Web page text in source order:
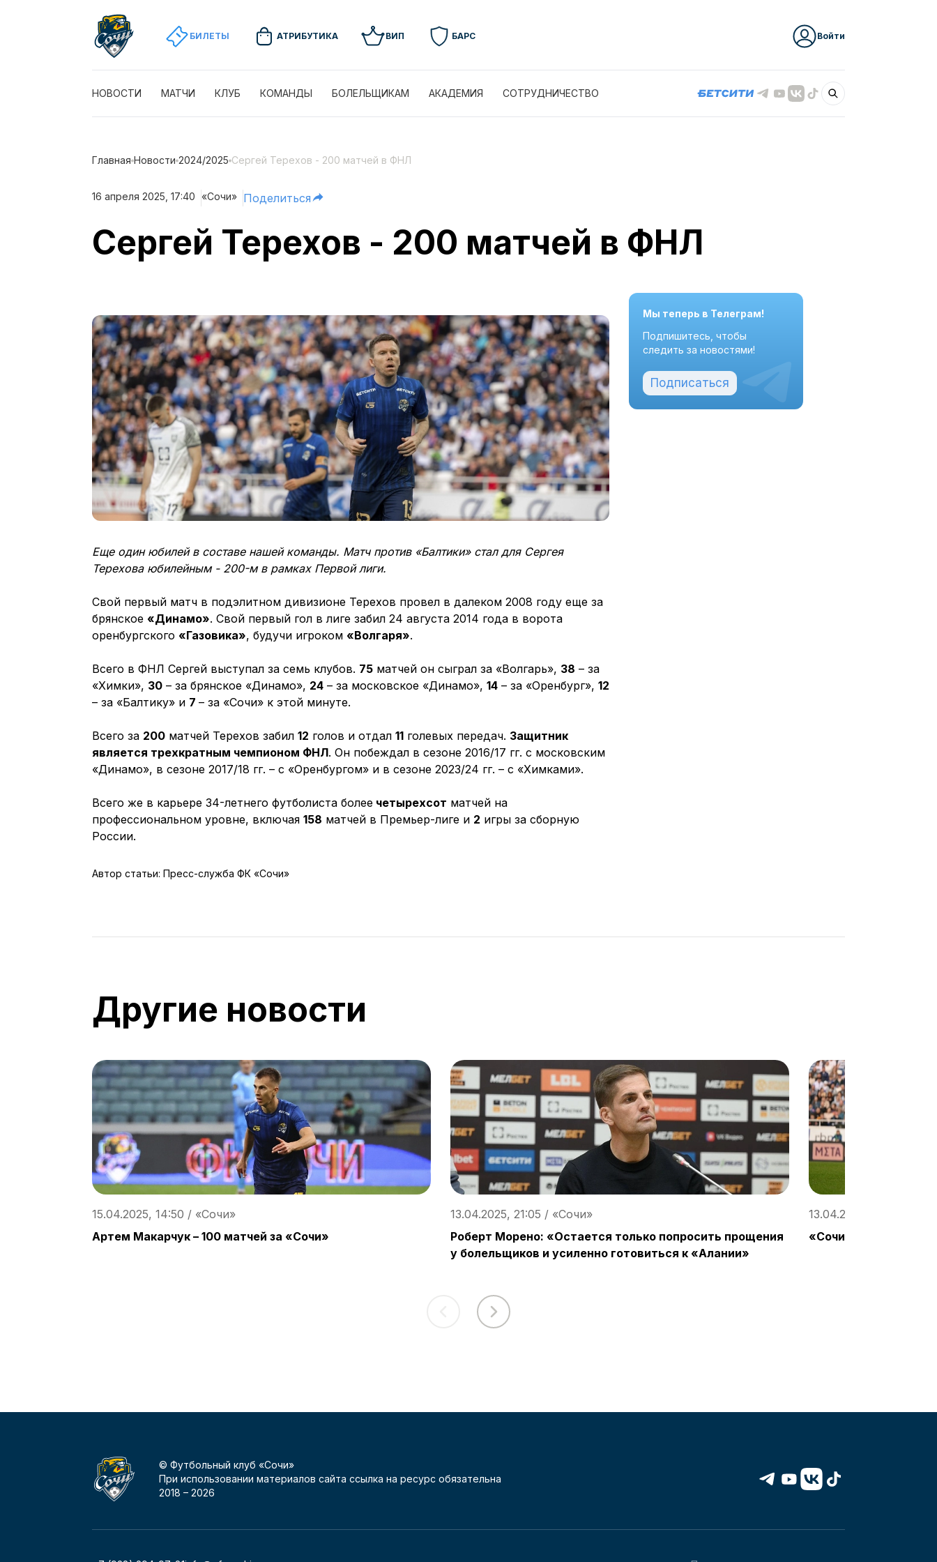
БИЛЕТЫ АТРИБУТИКА ВИП БАРС Войти
НОВОСТИ МАТЧИ КЛУБ КОМАНДЫ БОЛЕЛЬЩИКАМ АКАДЕМИЯ СОТРУДНИЧЕСТВО
Главная Новости 2024/2025 Сергей Терехов - 200 матчей в ФНЛ
16 апреля 2025, 17:40 «Сочи» Поделиться
Сергей Терехов - 200 матчей в ФНЛ
Еще один юбилей в составе нашей команды. Матч против «Балтики» стал для Сергея
Терехова юбилейным - 200-м в рамках Первой лиги.
Свой первый матч в подэлитном дивизионе Терехов провел в далеком 2008 году еще за
брянское «Динамо». Свой первый гол в лиге забил 24 августа 2014 года в ворота
оренбургского «Газовика», будучи игроком «Волгаря».
Всего в ФНЛ Сергей выступал за семь клубов. 75 матчей он сыграл за «Волгарь», 38 – за
«Химки», 30 – за брянское «Динамо», 24 – за московское «Динамо», 14 – за «Оренбург», 12
– за «Балтику» и 7 – за «Сочи» к этой минуте.
Всего за 200 матчей Терехов забил 12 голов и отдал 11 голевых передач. Защитник
является трехкратным чемпионом ФНЛ. Он побеждал в сезоне 2016/17 гг. с московским
«Динамо», в сезоне 2017/18 гг. – с «Оренбургом» и в сезоне 2023/24 гг. – с «Химками».
Всего же в карьере 34-летнего футболиста более четырехсот матчей на
профессиональном уровне, включая 158 матчей в Премьер-лиге и 2 игры за сборную
России.
Автор статьи: Пресс-служба ФК «Сочи»
Мы теперь в Телеграм!
Подпишитесь, чтобы
следить за новостями!
Подписаться
Другие новости
15.04.2025, 14:50 / «Сочи»
Артем Макарчук – 100 матчей за «Сочи»
13.04.2025, 21:05 / «Сочи»
Роберт Морено: «Остается только попросить прощения
у болельщиков и усиленно готовиться к «Алании»
13.04.2025, 20:10 /
«Сочи» уступил в
© Футбольный клуб «Сочи»
При использовании материалов сайта ссылка на ресурс обязательна
2018 – 2026